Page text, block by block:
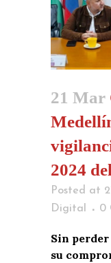
21 Mar
2024
Posted at
Digital
0
Sin
su